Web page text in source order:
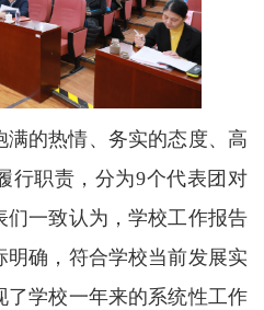
满的热情、务实的态度、高
行职责，分为9个代表团对
一致认为，学校工作报告
确，符合学校当前发展实
了学校一年来的系统性工作